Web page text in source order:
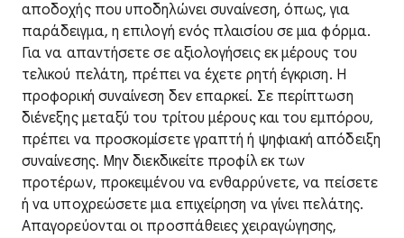
αποδοχής που υποδηλώνει συναίνεση, όπως, για
παράδειγμα, η επιλογή ενός πλαισίου σε μια φόρμα.
Για να απαντήσετε σε αξιολογήσεις εκ μέρους του
τελικού πελάτη, πρέπει να έχετε ρητή έγκριση. Η
προφορική συναίνεση δεν επαρκεί. Σε περίπτωση
διένεξης μεταξύ του τρίτου μέρους και του εμπόρου,
πρέπει να προσκομίσετε γραπτή ή ψηφιακή απόδειξη
συναίνεσης. Μην διεκδικείτε προφίλ εκ των
προτέρων, προκειμένου να ενθαρρύνετε, να πείσετε
ή να υποχρεώσετε μια επιχείρηση να γίνει πελάτης.
Απαγορεύονται οι προσπάθειες χειραγώγησης,